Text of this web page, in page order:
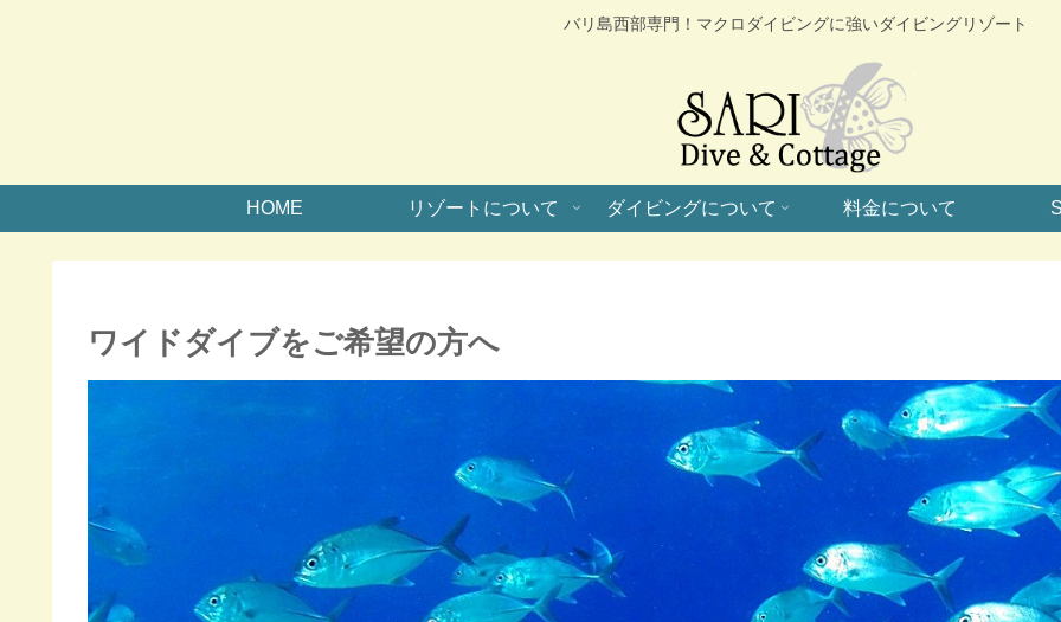
バリ島西部専門！マクロダイビングに強いダイビングリゾート
HOME リゾートについて ダイビングについて 料金について
ワイドダイブをご希望の方へ